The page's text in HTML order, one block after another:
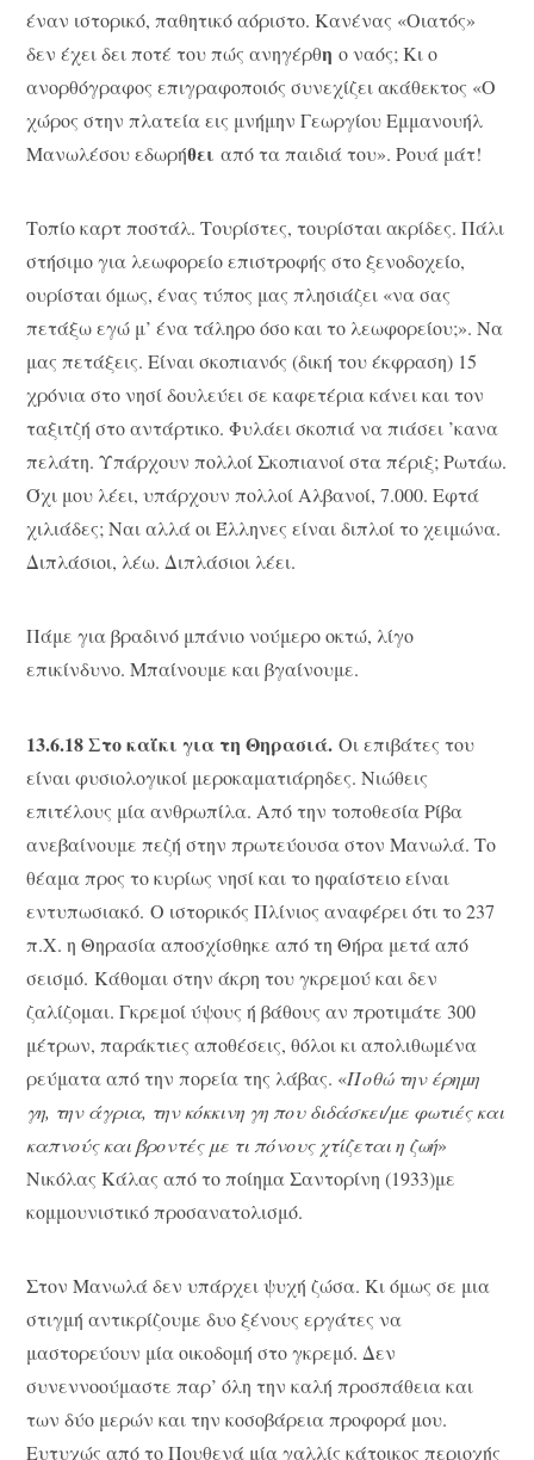
έναν ιστορικό, παθητικό αόριστο. Κανένας «Οιατός»
δεν έχει δει ποτέ του πώς ανηγέρθη ο ναός; Κι ο
ανορθόγραφος επιγραφοποιός συνεχίζει ακάθεκτος «Ο
χώρος στην πλατεία εις μνήμην Γεωργίου Εμμανουήλ
Μανωλέσου εδωρήθει από τα παιδιά του». Ρουά μάτ!
Τοπίο καρτ ποστάλ. Τουρίστες, τουρίσται ακρίδες. Πάλι
στήσιμο για λεωφορείο επιστροφής στο ξενοδοχείο,
ουρίσται όμως, ένας τύπος μας πλησιάζει «να σας
πετάξω εγώ μ’ ένα τάληρο όσο και το λεωφορείου;». Να
μας πετάξεις. Είναι σκοπιανός (δική του έκφραση) 15
χρόνια στο νησί δουλεύει σε καφετέρια κάνει και τον
ταξιτζή στο αντάρτικο. Φυλάει σκοπιά να πιάσει ’κανα
πελάτη. Υπάρχουν πολλοί Σκοπιανοί στα πέριξ; Ρωτάω.
Όχι μου λέει, υπάρχουν πολλοί Αλβανοί, 7.000. Εφτά
χιλιάδες; Ναι αλλά οι Έλληνες είναι διπλοί το χειμώνα.
Διπλάσιοι, λέω. Διπλάσιοι λέει.
Πάμε για βραδινό μπάνιο νούμερο οκτώ, λίγο
επικίνδυνο. Μπαίνουμε και βγαίνουμε.
13.6.18 Στο καΐκι για τη Θηρασιά.Οι επιβάτες του
είναι φυσιολογικοί μεροκαματιάρηδες. Νιώθεις
επιτέλους μία ανθρωπίλα. Από την τοποθεσία Ρίβα
ανεβαίνουμε πεζή στην πρωτεύουσα στον Μανωλά. Το
θέαμα προς το κυρίως νησί και το ηφαίστειο είναι
εντυπωσιακό. Ο ιστορικός Πλίνιος αναφέρει ότι το 237
π.Χ. η Θηρασία αποσχίσθηκε από τη Θήρα μετά από
σεισμό. Κάθομαι στην άκρη του γκρεμού και δεν
ζαλίζομαι. Γκρεμοί ύψους ή βάθους αν προτιμάτε 300
μέτρων, παράκτιες αποθέσεις, θόλοι κι απολιθωμένα
ρεύματα από την πορεία της λάβας. «Ποθώ την έρημη
γη, την άγρια, την κόκκινη γη που διδάσκει/με φωτιές και
καπνούς και βροντές με τι πόνους χτίζεται η ζωή»
Νικόλας Κάλας από το ποίημα Σαντορίνη (1933)με
κομμουνιστικό προσανατολισμό.
Στον Μανωλά δεν υπάρχει ψυχή ζώσα. Κι όμως σε μια
στιγμή αντικρίζουμε δυο ξένους εργάτες να
μαστορεύουν μία οικοδομή στο γκρεμό. Δεν
συνεννοούμαστε παρ’ όλη την καλή προσπάθεια και
των δύο μερών και την κοσοβάρεια προφορά μου.
Ευτυχώς από το Πουθενά μία γαλλίς κάτοικος περιοχής